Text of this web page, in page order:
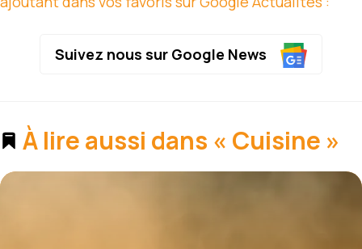
Suivez nous sur Google News
À lire aussi dans « Cuisine »